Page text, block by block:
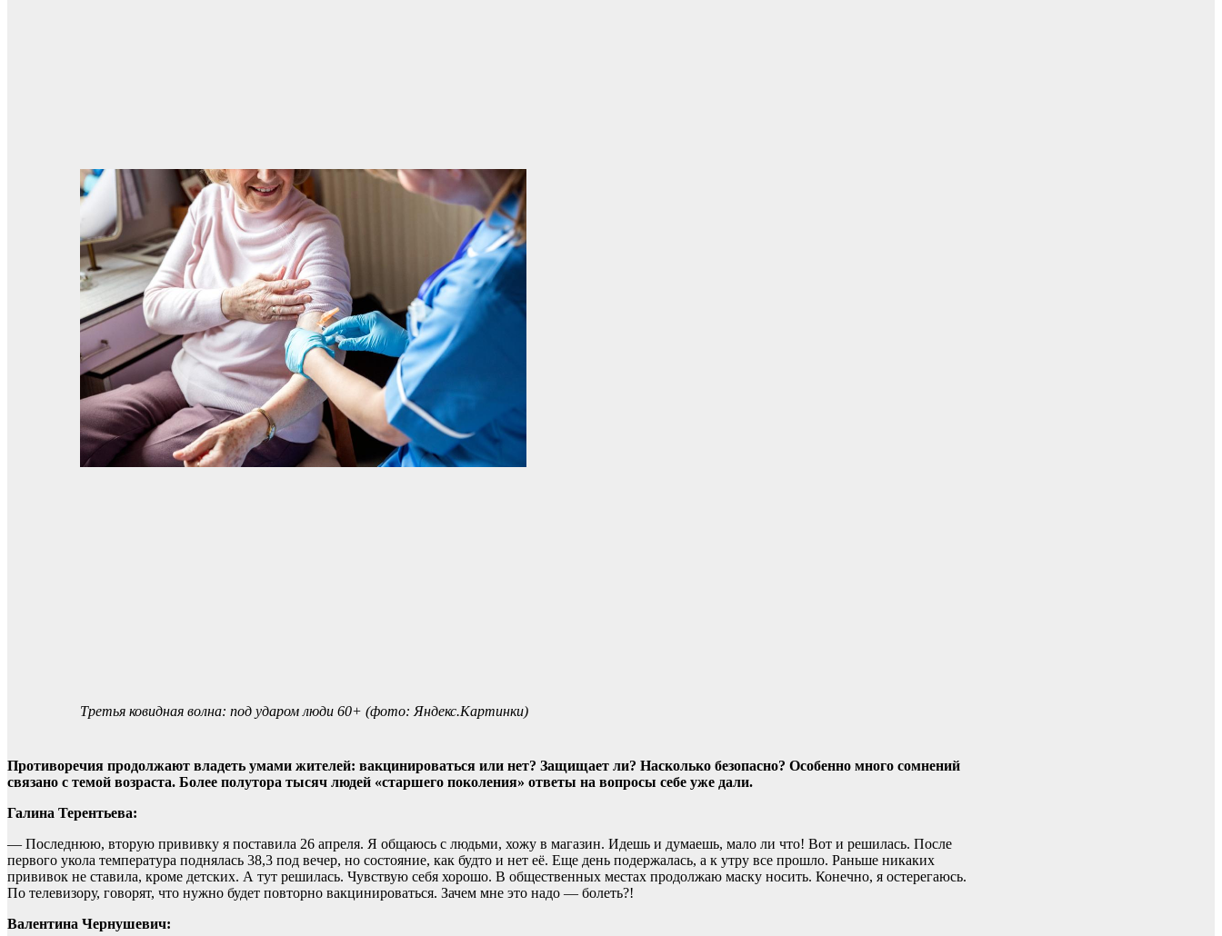
Третья ковидная волна: под ударом люди 60+ (фото: Яндекс.Картинки)
Противоречия продолжают владеть умами жителей: вакцинироваться или нет? Защищает ли? Насколько безопасно? Особенно много сомнений
связано с темой возраста. Более полутора тысяч людей «старшего поколения» ответы на вопросы себе уже дали.
Галина Терентьева:
— Последнюю, вторую прививку я поставила 26 апреля. Я общаюсь с людьми, хожу в магазин. Идешь и думаешь, мало ли что! Вот и решилась. После
первого укола температура поднялась 38,3 под вечер, но состояние, как будто и нет её. Еще день подержалась, а к утру все прошло. Раньше никаких
прививок не ставила, кроме детских. А тут решилась. Чувствую себя хорошо. В общественных местах продолжаю маску носить. Конечно, я остерегаюсь.
По телевизору, говорят, что нужно будет повторно вакцинироваться. Зачем мне это надо — болеть?!
Валентина Чернушевич: